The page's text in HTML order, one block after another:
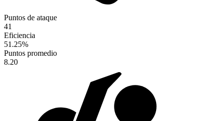
Puntos de ataque
41
Eficiencia
51.25%
Puntos promedio
8.20